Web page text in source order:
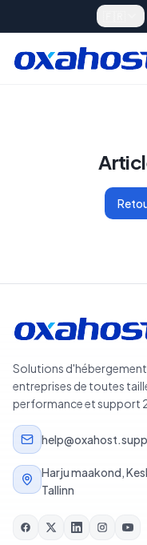
Solutions
entreprises de toutes
performance et support
Harju maakond,
Tallinn